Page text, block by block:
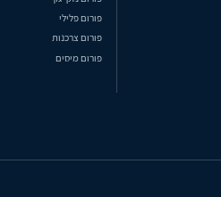
פורום פלילי
פורום צרכנות
פורום מיסים